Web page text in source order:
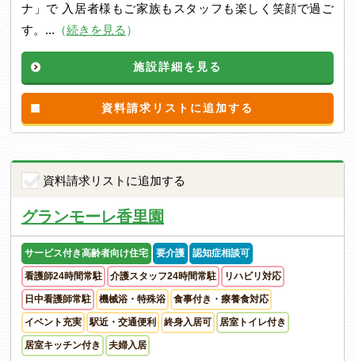
ナ」で 入居者様もご家族もスタッフも楽しく笑顔で過ご
す。... （続きを見る ）
施設詳細を見る
資料請求リストに追加する
資料請求リストに追加する
グランモーレ香里園
サービス付き高齢者向け住宅 要介護 認知症相談可
看護師24時間常駐 介護スタッフ24時間常駐 リハビリ対応
日中看護師常駐 機械浴・特殊浴 食事付き・療養食対応
イベント充実 駅近・交通便利 終身入居可 居室トイレ付き
居室キッチン付き 夫婦入居